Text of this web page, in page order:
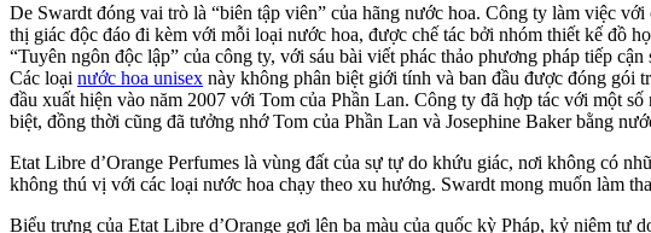
De Swardt đóng vai trò là “biên tập viên” của hãng nước hoa. Công ty làm việc
thị giác độc đáo đi kèm với mỗi loại nước hoa, được chế tác bởi nhóm thiết kế đồ
“Tuyên ngôn độc lập” của công ty, với sáu bài viết phác thảo phương pháp tiếp
Các loại nước hoa unisex này không phân biệt giới tính và ban đầu được đóng gói
đầu xuất hiện vào năm 2007 với Tom của Phần Lan. Công ty đã hợp tác với một
biệt, đồng thời cũng đã tưởng nhớ Tom của Phần Lan và Josephine Baker bằng
Etat Libre d’Orange Perfumes là vùng đất của sự tự do khứu giác, nơi không có
không thú vị với các loại nước hoa chạy theo xu hướng. Swardt mong muốn làm
Biểu trưng của Etat Libre d’Orange gợi lên ba màu của quốc kỳ Pháp, kỷ niệm tự